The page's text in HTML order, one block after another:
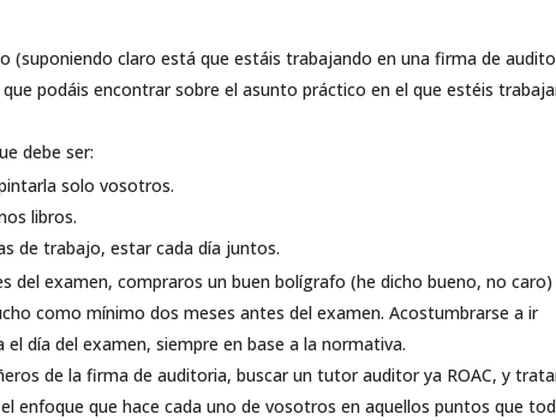
(suponiendo claro está que estáis trabajando en una firma de
podáis encontrar sobre el asunto práctico en el que estéis
debe ser:
solo vosotros.
libros.
de trabajo, estar cada día juntos.
del examen, compraros un buen bolígrafo (he dicho bueno, no
como mínimo dos meses antes del examen. Acostumbrarse a ir
día del examen, siempre en base a la normativa.
de la firma de auditoria, buscar un tutor auditor ya ROAC, y
enfoque que hace cada uno de vosotros en aquellos puntos que